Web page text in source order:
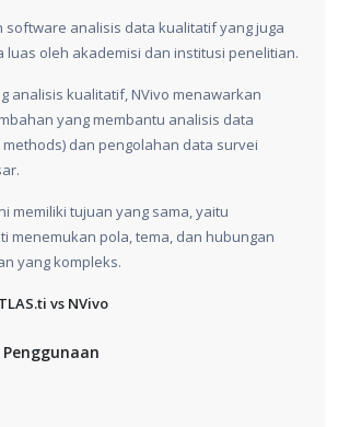
software analisis data kualitatif yang juga
luas oleh akademisi dan institusi penelitian.
analisis kualitatif, NVivo menawarkan
yang membantu analisis data
dan pengolahan data survei
memiliki tujuan yang sama, yaitu
menemukan pola, tema, dan hubungan
yang kompleks.
vs NVivo